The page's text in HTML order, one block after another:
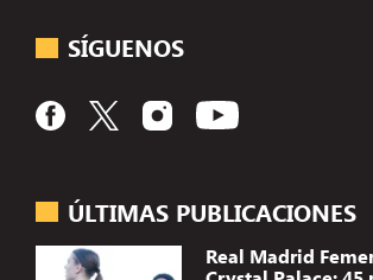
ÚLTIMAS PUBLICACIONES
Real Madrid
SÍGUENOS